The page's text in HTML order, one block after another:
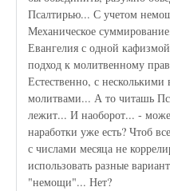
Псалтирью... С учетом
Механическое
Евангелия с одной
подход к молитвенному
Естественно, с
молитвами... А то читашь
лежит... И наоборот... -
наработки уже есть? Чтоб
с числами месяца не
использовать разные
"немощи"... Нет?